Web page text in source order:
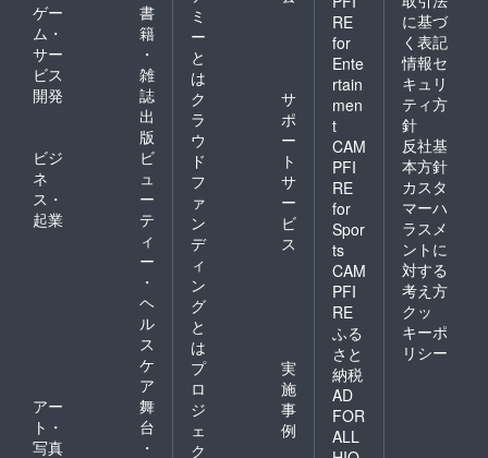
ゲー
ム・
サー
ビス
開発
書
籍
・
雑
誌
出
版
ビジ
ネ
ス・
起業
ビ
ュ
ー
テ
ィ
ー
・
ヘ
ル
ス
ケ
ア
アー
ト・
写真
舞
台
・
ミ
ー
と
は
ク
ラ
ウ
ド
フ
ァ
ン
デ
ィ
ン
グ
と
は
サ
ポ
ー
ト
サ
ー
ビ
ス
プ
ロ
ジ
ェ
ク
実
施
事
例
RE
for
Ente
rtain
men
t
CAM
PFI
RE
for
Spor
ts
CAM
PFI
RE
ふる
さと
納税
AD
FOR
ALL
に基づ
く表記
情報セ
キュリ
ティ方
針
反社基
本方針
カスタ
マーハ
ラスメ
ントに
対する
考え方
クッ
キーポ
リシー